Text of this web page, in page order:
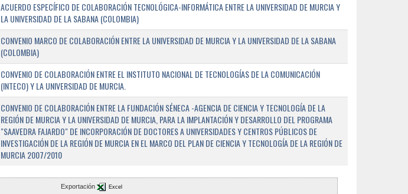
ACUERDO ESPECÍFICO DE COLABORACIÓN TECNOLÓGICA-INFORMÁTICA ENTRE LA UNIVERSIDAD DE MURCIA Y
LA UNIVERSIDAD DE LA SABANA (COLOMBIA)
CONVENIO MARCO DE COLABORACIÓN ENTRE LA UNIVERSIDAD DE MURCIA Y LA UNIVERSIDAD DE LA SABANA
(COLOMBIA)
CONVENIO DE COLABORACIÓN ENTRE EL INSTITUTO NACIONAL DE TECNOLOGÍAS DE LA COMUNICACIÓN
(INTECO) Y LA UNIVERSIDAD DE MURCIA.
CONVENIO DE COLABORACIÓN ENTRE LA FUNDACIÓN SÉNECA -AGENCIA DE CIENCIA Y TECNOLOGÍA DE LA
REGIÓN DE MURCIA Y LA UNIVERSIDAD DE MURCIA, PARA LA IMPLANTACIÓN Y DESARROLLO DEL PROGRAMA
"SAAVEDRA FAJARDO" DE INCORPORACIÓN DE DOCTORES A UNIVERSIDADES Y CENTROS PÚBLICOS DE
INVESTIGACIÓN DE LA REGIÓN DE MURCIA EN EL MARCO DEL PLAN DE CIENCIA Y TECNOLOGÍA DE LA REGIÓN DE
MURCIA 2007/2010
Exportación Excel